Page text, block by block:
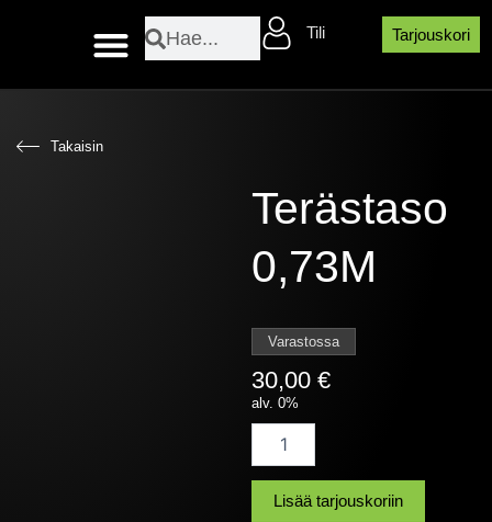
SearchSearch Tili Tarjouskori
Takaisin
Terästaso
0,73M
Varastossa
30,00€
alv. 0%
0,73M
määrä
Lisää tarjouskoriin